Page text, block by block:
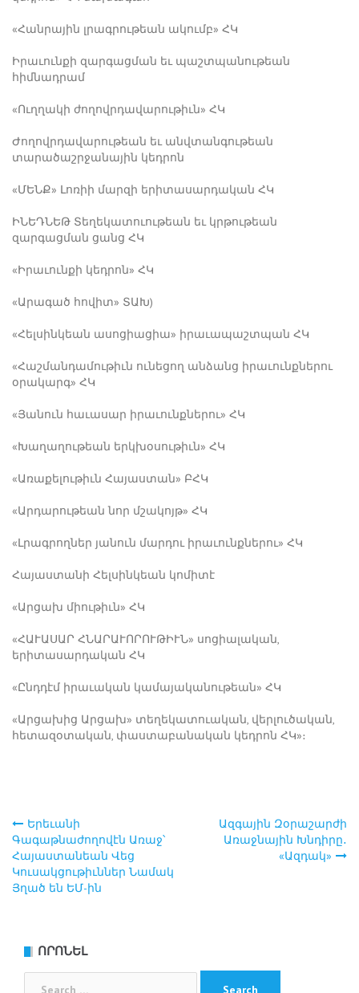
«Հանրային լրագրութեան ակումբ» ՀԿ
Իրաւունքի զարգացման եւ պաշտպանութեան
հիմնադրամ
«Ուղղակի ժողովրդավարութիւն» ՀԿ
Ժողովրդավարութեան եւ անվտանգութեան
տարածաշրջանային կեդրոն
«ՄԵՆՔ» Լոռիի մարզի երիտասարդական ՀԿ
ԻՆԵԴՆԵԹ Տեղեկատուութեան եւ կրթութեան
զարգացման ցանց ՀԿ
«Իրաւունքի կեդրոն» ՀԿ
«Արագած հովիտ» ՏԱԽ)
«Հելսինկեան ասոցիացիա» իրաւապաշտպան ՀԿ
«Հաշմանդամութիւն ունեցող անձանց իրաւունքներու
օրակարգ» ՀԿ
«Յանուն հաւասար իրաւունքներու» ՀԿ
«Խաղաղութեան երկխօսութիւն» ՀԿ
«Առաքելութիւն Հայաստան» ԲՀԿ
«Արդարութեան նոր մշակոյթ» ՀԿ
«Լրագրողներ յանուն մարդու իրաւունքներու» ՀԿ
Հայաստանի Հելսինկեան կոմիտէ
«Արցախ միութիւն» ՀԿ
«ՀԱՒԱՍԱՐ ՀՆԱՐԱՒՈՐՈՒԹԻՒՆ» սոցիալական,
երիտասարդական ՀԿ
«Ընդդէմ իրաւական կամայականութեան» ՀԿ
«Արցախից Արցախ» տեղեկատուական, վերլուծական,
հետազօտական, փաստաբանական կեդրոն ՀԿ»։
Post
navigation
Երեւանի
Գագաթնաժողովէն Առաջ՝
Հայաստանեան Վեց
Կուսակցութիւններ Նամակ
Յղած են ԵՄ-ին
Ազգային Զօրաշարժի
Առաջնային Խնդիրը․
«Ազդակ»
ՈՐՈՆԵԼ